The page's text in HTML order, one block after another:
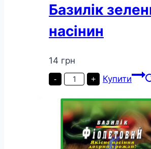
Базилік
насінин
14 грн
-
Базилік
зелений
насінин
кількість
+ Купити